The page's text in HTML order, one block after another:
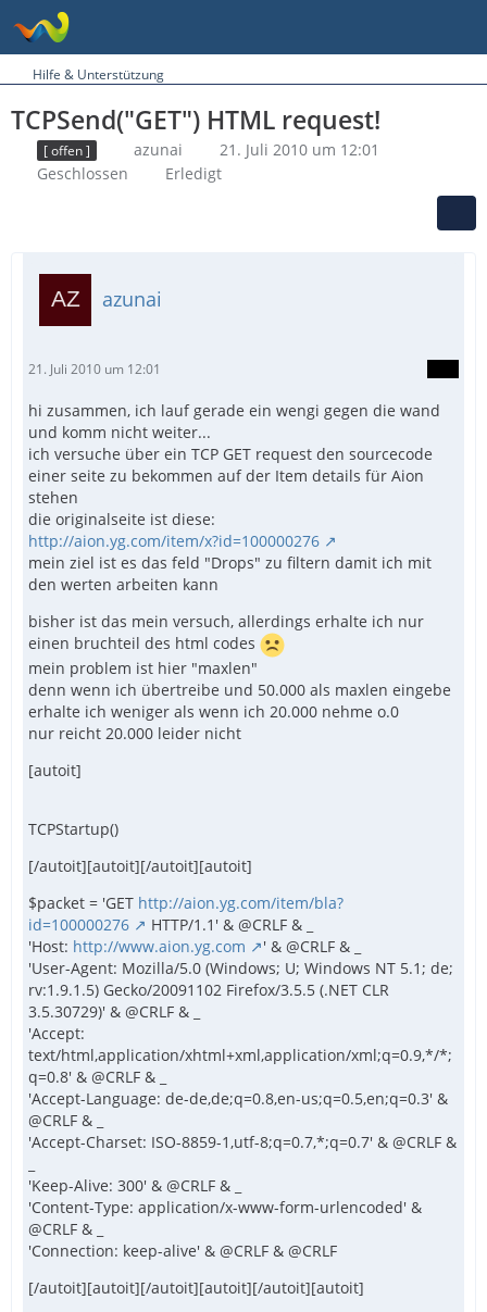
Hilfe & Unterstützung
TCPSend("GET") HTML request!
[ offen ] azunai
21. Juli 2010 um 12:01
Geschlossen
Erledigt
azunai
21. Juli 2010 um 12:01
hi zusammen, ich lauf gerade ein wengi gegen die wand
und komm nicht weiter...
ich versuche über ein TCP GET request den sourcecode
einer seite zu bekommen auf der Item details für Aion
stehen
die originalseite ist diese:
http://aion.yg.com/item/x?id=100000276
mein ziel ist es das feld "Drops" zu filtern damit ich mit
den werten arbeiten kann
bisher ist das mein versuch, allerdings erhalte ich nur
einen bruchteil des html codes
mein problem ist hier "maxlen"
denn wenn ich übertreibe und 50.000 als maxlen eingebe
erhalte ich weniger als wenn ich 20.000 nehme o.0
nur reicht 20.000 leider nicht
[autoit]
TCPStartup()
[/autoit][autoit][/autoit][autoit]
$packet = 'GET http://aion.yg.com/item/bla?
id=100000276
HTTP/1.1' & @CRLF & _
'Host: http://www.aion.yg.com
' & @CRLF & _
'User-Agent: Mozilla/5.0 (Windows; U; Windows NT 5.1; de;
rv:1.9.1.5) Gecko/20091102 Firefox/3.5.5 (.NET CLR
3.5.30729)' & @CRLF & _
'Accept:
text/html,application/xhtml+xml,application/xml;q=0.9,*/*;
q=0.8' & @CRLF & _
'Accept-Language: de-de,de;q=0.8,en-us;q=0.5,en;q=0.3' &
@CRLF & _
'Accept-Charset: ISO-8859-1,utf-8;q=0.7,*;q=0.7' & @CRLF &
'Keep-Alive: 300' & @CRLF & _
'Content-Type: application/x-www-form-urlencoded' &
@CRLF & _
'Connection: keep-alive' & @CRLF & @CRLF
[/autoit][autoit][/autoit][autoit][/autoit][autoit]